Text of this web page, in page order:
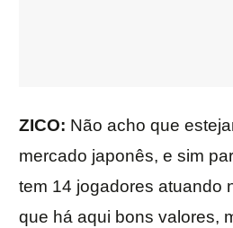
ZICO: Não acho que
mercado japonês, e sim
tem 14 jogadores atuando
que há aqui bons valores,